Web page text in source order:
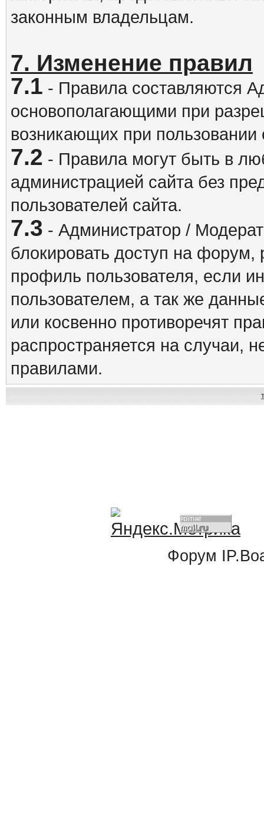
законным владельцам.
7. Изменение правил
7.1 - Правила составляются
основополагающими при
возникающих при пользовании
7.2 - Правила могут быть в
администрацией сайта без
пользователей сайта.
7.3 - Администратор /
блокировать доступ на форум,
профиль пользователя, если
пользователем, а так же
или косвенно противоречят
распространяется на случаи,
правилами.
Форум